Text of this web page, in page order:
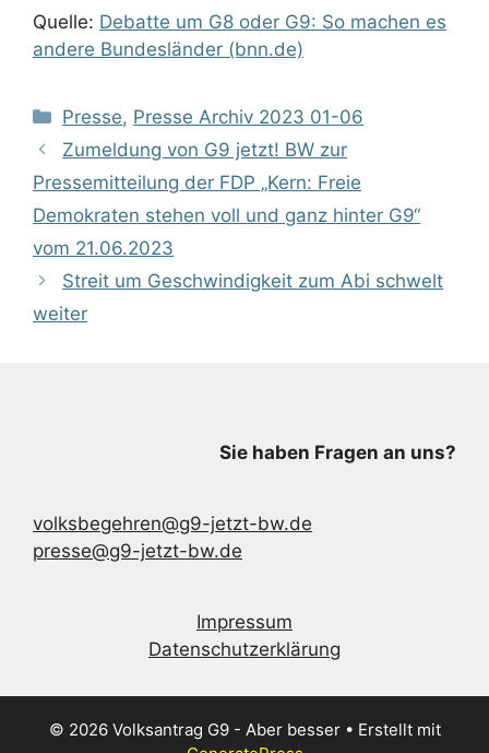
Quelle: Debatte um G8 oder G9: So machen es
andere Bundesländer (bnn.de)
Kategorien
Presse, Presse Archiv 2023 01-06
Zumeldung von G9 jetzt! BW zur
Pressemitteilung der FDP „Kern: Freie
Demokraten stehen voll und ganz hinter G9“
vom 21.06.2023
Streit um Geschwindigkeit zum Abi schwelt
weiter
Sie haben Fragen an uns?
volksbegehren@g9-jetzt-bw.de
presse@g9-jetzt-bw.de
Impressum
Datenschutzerklärung
© 2026 Volksantrag G9 - Aber besser• Erstellt mit